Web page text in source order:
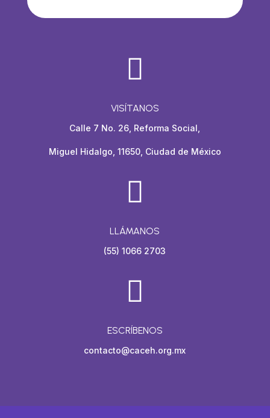

VISÍTANOS
Calle 7 No. 26, Reforma Social,
Miguel Hidalgo, 11650, Ciudad de México

LLÁMANOS
(55) 1066 2703

ESCRÍBENOS
contacto@caceh.org.mx